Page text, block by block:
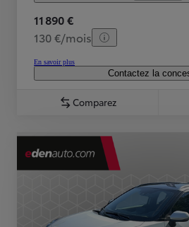
11 890 €
130 €/mois
En savoir plus
Contactez la
Comparez